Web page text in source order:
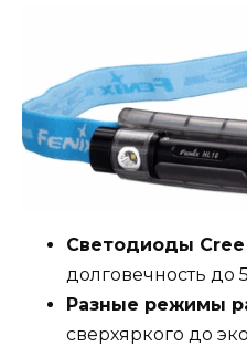
Светодиоды
долговечность до
Разные режимы
сверхяркого до